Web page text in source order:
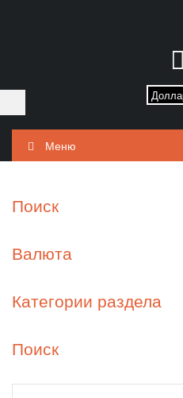
Меню
Поиск
Валюта
Категории раздела
Поиск